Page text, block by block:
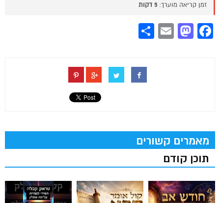
זמן קריאה מוערך: 5 דקות
Facebook
Mastodon
Email
מאמרים קשורים
תוכן קודם